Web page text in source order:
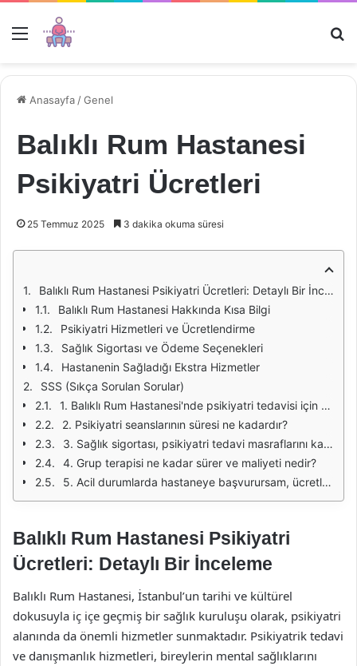
Menü
Anasayfa /Genel
Balıklı Rum Hastanesi
Psikiyatri Ücretleri
25 Temmuz 2025 3 dakika okuma süresi
Balıklı Rum Hastanesi Psikiyatri Ücretleri: Detaylı Bir İnceleme
Balıklı Rum Hastanesi Hakkında Kısa Bilgi
Psikiyatri Hizmetleri ve Ücretlendirme
Sağlık Sigortası ve Ödeme Seçenekleri
Hastanenin Sağladığı Ekstra Hizmetler
SSS (Sıkça Sorulan Sorular)
1. Balıklı Rum Hastanesi'nde psikiyatri tedavisi için randevu nasıl alınır?
2. Psikiyatri seanslarının süresi ne kadardır?
3. Sağlık sigortası, psikiyatri tedavi masraflarını karşılar mı?
4. Grup terapisi ne kadar sürer ve maliyeti nedir?
5. Acil durumlarda hastaneye başvurursam, ücretlendirme nasıl olur?
Balıklı Rum Hastanesi Psikiyatri
Ücretleri: Detaylı Bir İnceleme
Balıklı Rum Hastanesi, İstanbul’un tarihi ve kültürel
dokusuyla iç içe geçmiş bir sağlık kuruluşu olarak, psikiyatri
alanında da önemli hizmetler sunmaktadır. Psikiyatrik tedavi
ve danışmanlık hizmetleri, bireylerin mental sağlıklarını